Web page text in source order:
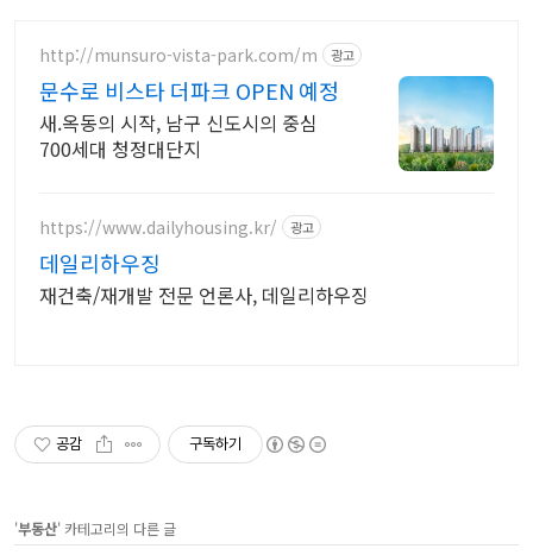
http://munsuro-vista-park.com/m 광고
문수로 비스타 더파크 OPEN 예정
새.옥동의 시작, 남구 신도시의 중심
700세대 청정대단지
https://www.dailyhousing.kr/ 광고
데일리하우징
재건축/재개발 전문 언론사, 데일리하우징
공감 구독하기
'부동산' 카테고리의 다른 글